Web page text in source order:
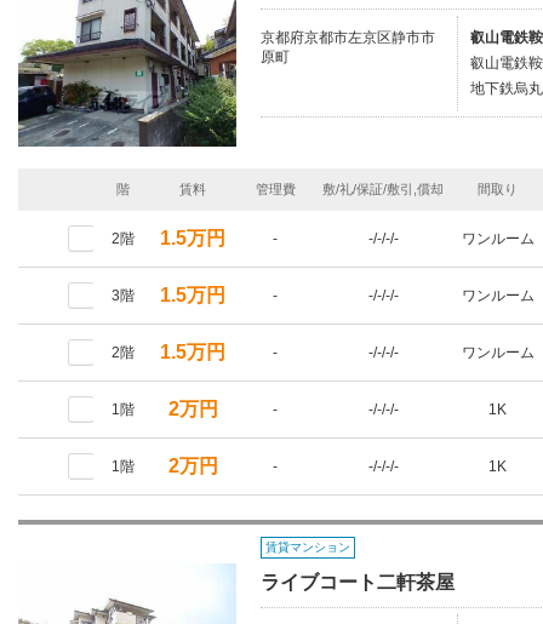
京都府京都市左京区静市市
原町
叡山電鉄
叡山電鉄
地下鉄烏
階 賃料 管理費 敷/礼/保証/敷引,償却 間取り
2階 1.5万円 - -/-/-/- ワンルーム
3階 1.5万円 - -/-/-/- ワンルーム
2階 1.5万円 - -/-/-/- ワンルーム
1階 2万円 - -/-/-/- 1K
1階 2万円 - -/-/-/- 1K
賃貸マンション
ライブコート二軒茶屋